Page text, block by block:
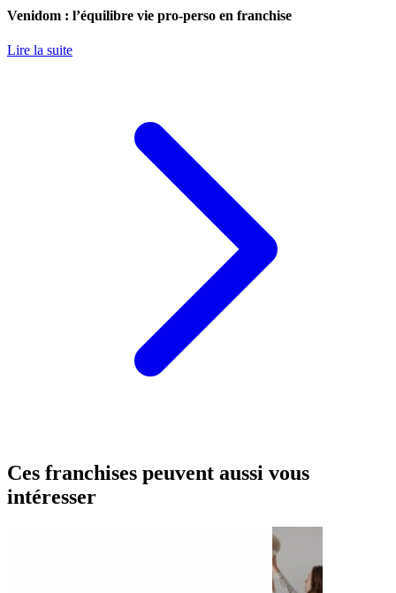
Venidom : l’équilibre vie pro-perso en franchise
Lire la suite
Ces franchises peuvent aussi vous
intéresser